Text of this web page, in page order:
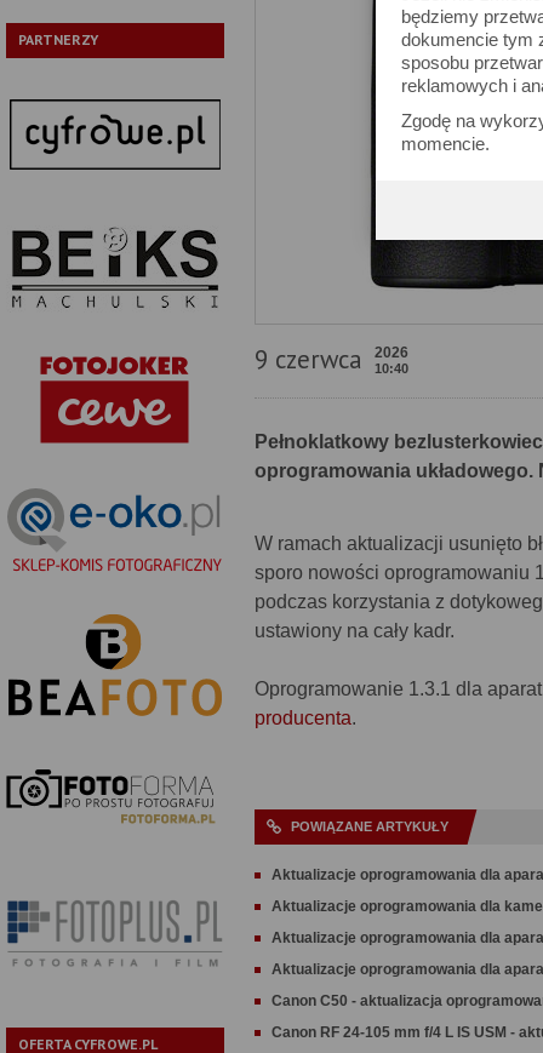
będziemy
dokumencie tym
sposobu
reklamowych i
Zgodę na
momencie.
PARTNERZY
OFERTA CYFROWE.PL
9 czerwca 2026
10:40
Pełnoklatkowy
oprogramowania układowego.
W ramach aktualizacji usunięto
sporo nowości oprogramowaniu
podczas korzystania z
ustawiony na cały kadr.
Oprogramowanie 1.3.1 dla
producenta.
POWIĄZANE ARTYKUŁY
Aktualizacje oprogramowania dla
Aktualizacje oprogramowania dla
Aktualizacje oprogramowania dla
Aktualizacje oprogramowania dla
Canon C50 - aktualizacja
Canon RF 24-105 mm f/4 L IS USM -